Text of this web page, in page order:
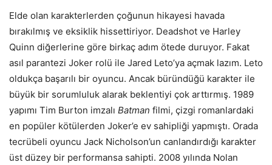
Elde olan karakterlerden çoğunun hikayesi havada
bırakılmış ve eksiklik hissettiriyor. Deadshot ve Harley
Quinn diğerlerine göre birkaç adım ötede duruyor. Fakat
asıl parantezi Joker rolü ile Jared Leto’ya açmak lazım. Leto
oldukça başarılı bir oyuncu. Ancak büründüğü karakter ile
büyük bir sorumluluk alarak beklentiyi çok arttırmış. 1989
yapımı Tim Burton imzalı Batman filmi, çizgi romanlardaki
en popüler kötülerden Joker’e ev sahipliği yapmıştı. Orada
tecrübeli oyuncu Jack Nicholson’un canlandırdığı karakter
üst düzey bir performansa sahipti. 2008 yılında Nolan